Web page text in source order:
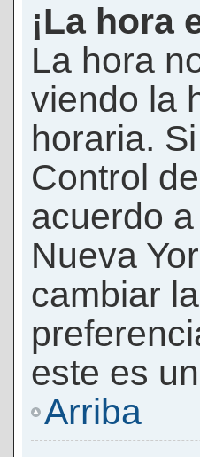
¡La hora
La hora
viendo la
horaria.
Control
acuerdo
Nueva
cambiar
este es
Arriba